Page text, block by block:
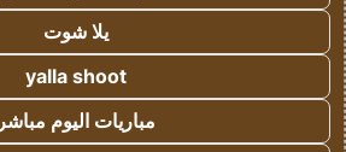
يلا شوت
yalla shoot
مباريات اليوم مباشر